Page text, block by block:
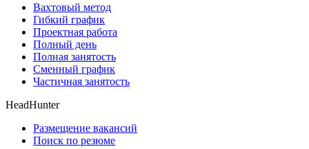
Вахтовый метод
Гибкий график
Проектная работа
Полный день
Полная занятость
Сменный график
Частичная занятость
HeadHunter
Размещение вакансий
Поиск по резюме